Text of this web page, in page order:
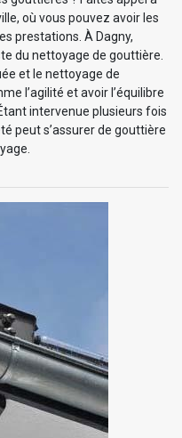
où vous pouvez avoir les
prestations. À Dagny,
du nettoyage de gouttière.
et le nettoyage de
l’agilité et avoir l’équilibre
intervenue plusieurs fois
peut s’assurer de gouttière